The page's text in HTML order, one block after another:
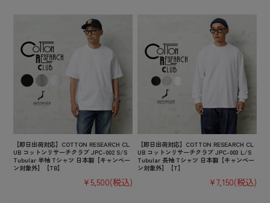
【即日出荷対応】COTTON RESEARCH CL
UB コットンリサーチクラブ JPC-002 S/S
Tubular 半袖 Tシャツ 日本製【キャンペー
ン対象外】【TB】
¥5,500(税込)
【即日出荷対応】COTTON RESEARCH CL
UB コットンリサーチクラブ JPC-003 L/S
Tubular 長袖 Tシャツ 日本製【キャンペー
ン対象外】【T】
¥7,150(税込)